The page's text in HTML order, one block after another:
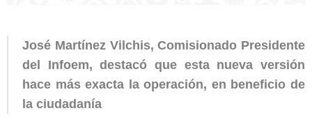
José Martínez Vilchis, Comisionado Presidente
del Infoem, destacó que esta nueva versión
hace más exacta la operación, en beneficio de
la ciudadanía